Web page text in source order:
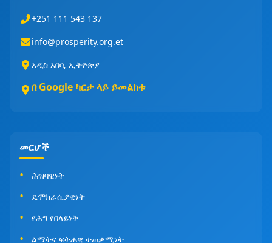
+251 111 543 137
info@prosperity.org.et
አዲስ አበባ, ኢትዮጵያ
በ Google ካርታ ላይ ይመልከቱ
መርሆች
ሕዝባዊነት
ዴሞክራሲያዊነት
የሕግ የበላይነት
ልማትና ፍትሐዊ ተጠቃሚነት